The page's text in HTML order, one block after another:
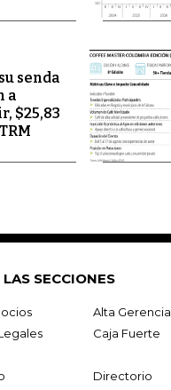
senda
a
$25,83
SECCIONES
Alta Gerencia
Caja Fuerte
Directorio